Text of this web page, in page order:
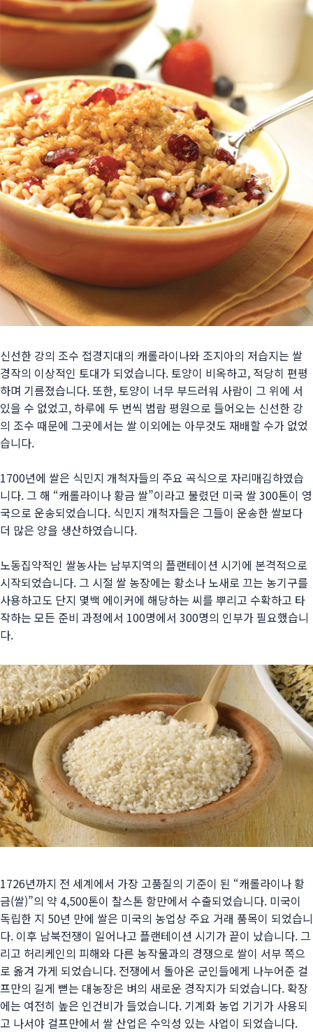
신선한 강의 조수 접경지대의 캐롤라이나와 조지아의 저습지는 쌀
경작의 이상적인 토대가 되었습니다. 토양이 비옥하고, 적당히 편평
하며 기름졌습니다. 또한, 토양이 너무 부드러워 사람이 그 위에 서
있을 수 없었고, 하루에 두 번씩 범람 평원으로 들어오는 신선한 강
의 조수 때문에 그곳에서는 쌀 이외에는 아무것도 재배할 수가 없었
습니다.
1700년에 쌀은 식민지 개척자들의 주요 곡식으로 자리매김하였습
니다. 그 해 “캐롤라이나 황금 쌀”이라고 불렸던 미국 쌀 300톤이 영
국으로 운송되었습니다. 식민지 개척자들은 그들이 운송한 쌀보다
더 많은 양을 생산하였습니다.
노동집약적인 쌀농사는 남부지역의 플랜테이션 시기에 본격적으로
시작되었습니다. 그 시절 쌀 농장에는 황소나 노새로 끄는 농기구를
사용하고도 단지 몇백 에이커에 해당하는 씨를 뿌리고 수확하고 타
작하는 모든 준비 과정에서 100명에서 300명의 인부가 필요했습니
다.
1726년까지 전 세계에서 가장 고품질의 기준이 된 “캐롤라이나 황
금(쌀)”의 약 4,500톤이 찰스톤 항만에서 수출되었습니다. 미국이
독립한 지 50년 만에 쌀은 미국의 농업상 주요 거래 품목이 되었습니
다. 이후 남북전쟁이 일어나고 플랜테이션 시기가 끝이 났습니다. 그
리고 허리케인의 피해와 다른 농작물과의 경쟁으로 쌀이 서부 쪽으
로 옮겨 가게 되었습니다. 전쟁에서 돌아온 군인들에게 나누어준 걸
프만의 길게 뻗는 대농장은 벼의 새로운 경작지가 되었습니다. 확장
에는 여전히 높은 인건비가 들었습니다. 기계화 농업 기기가 사용되
고 나서야 걸프만에서 쌀 산업은 수익성 있는 사업이 되었습니다.